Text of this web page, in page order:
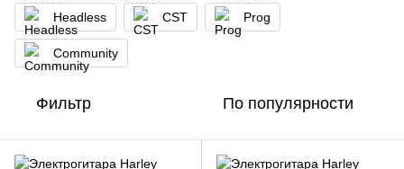
Headless CST Prog
Community
Фильтр По популярности